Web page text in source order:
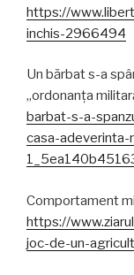
https://
inchis-2966494
Un bărbat s-a
„ordonanța
barbat-s-a-
casa-
Comportament
https://
joc-de-un-